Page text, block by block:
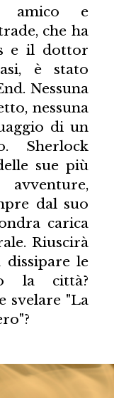
amico e
che ha
e il dottor
è stato
Nessuna
nessuna
di un
Sherlock
sue più
dal suo
carica
Riuscirà
le
la città?
svelare "La